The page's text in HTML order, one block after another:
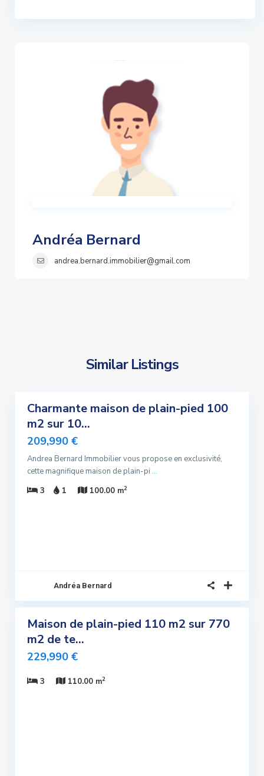
Andréa Bernard
andrea.bernard.immobilier@gmail.com
Similar Listings
Charmante maison de plain-pied 100
m2 sur 10...
209,990 €
Andrea Bernard Immobilier vous propose en exclusivité,
cette magnifique maison de plain-pi ...
3
1 100.00 m2
Andréa Bernard
Maison de plain-pied 110 m2 sur 770
m2 de te...
229,990 €
3 110.00 m2